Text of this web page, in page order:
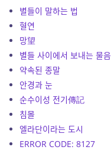
별들이 말하는 법
혈연
망望
별들 사이에서 보내는 물음
약속된 종말
안경과 눈
순수이성 전기傳記
침몰
엘라단이라는 도시
ERROR CODE: 8127